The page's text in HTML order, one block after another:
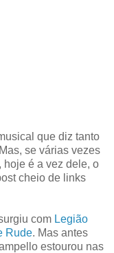
que diz tanto
se várias vezes
hoje é a vez dele, o
cheio de links
com Legião
Rude. Mas antes
estourou nas